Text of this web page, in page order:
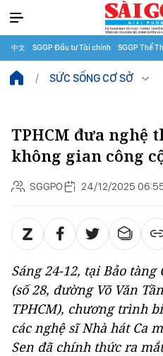
中文 SGGP Đầu tư Tài chính SGGP Thể
SỨC SỐNG CƠ SỞ
TPHCM đưa nghệ
không gian công
SGGPO 24/12/2025
Sáng 24-12, tại Bảo
(số 28, đường Võ Văn
TPHCM), chương trình
các nghệ sĩ Nhà hát Ca
Sen đã chính thức ra